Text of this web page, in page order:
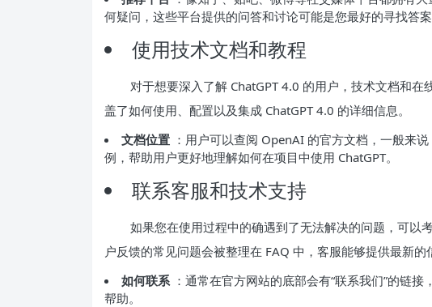
何疑问，这些平台提供的问答和讨论可能是您最好的寻找答案
使用技术文档和教程
对于想要深入了解 ChatGPT 4.0 的用户，技术文档和
盖了如何使用、配置以及集成 ChatGPT 4.0 的详细信息。
文档位置 ：用户可以查阅 OpenAI 的官方文档，一般来
例，帮助用户更好地理解如何在项目中使用 ChatGPT。
联系客服和技术支持
如果您在使用过程中的确遇到了无法解决的问题，可以
户反馈的常见问题会被整理在 FAQ 中，客服能够提供最新的
如何联系 ：通常在官方网站的底部会有“联系我们”的链
帮助。